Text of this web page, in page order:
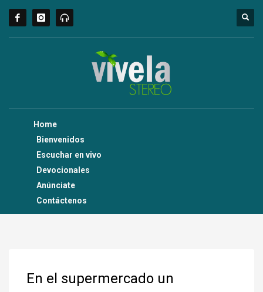
Home
Bienvenidos
Escuchar en vivo
Devocionales
Anúnciate
Contáctenos
En el supermercado un